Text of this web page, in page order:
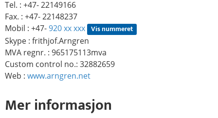
Tel. : +47- 22149166
Fax. : +47- 22148237
Mobil : +47-920 xx xxx Vis nummeret
Skype : frithjof.Arngren
MVA regnr. : 965175113mva
Custom control no.: 32882659
Web : www.arngren.net
Mer informasjon